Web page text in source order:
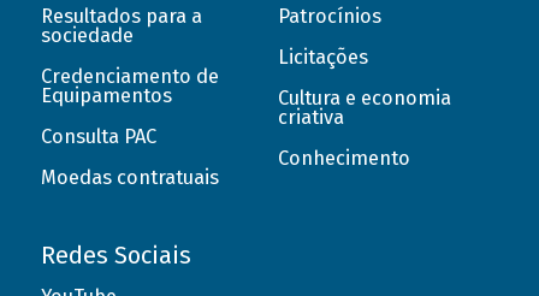
Resultados para a
sociedade
Credenciamento de
Equipamentos
Consulta PAC
Moedas contratuais
Patrocínios
Licitações
Cultura e economia
criativa
Conhecimento
Redes Sociais